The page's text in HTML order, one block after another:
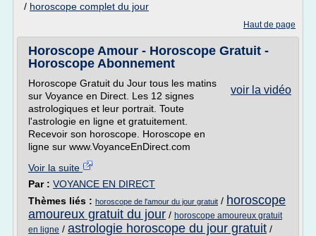
/ horoscope complet du jour
Haut de page
Horoscope Amour - Horoscope Gratuit -
Horoscope Abonnement
voir la vidéo
Horoscope Gratuit du Jour tous les matins
sur Voyance en Direct. Les 12 signes
astrologiques et leur portrait. Toute
l'astrologie en ligne et gratuitement.
Recevoir son horoscope. Horoscope en
ligne sur www.VoyanceEnDirect.com
Voir la suite
Par : VOYANCE EN DIRECT
Thèmes liés : horoscope de l'amour du jour gratuit / horoscope
amoureux gratuit du jour / horoscope amoureux gratuit
en ligne / astrologie horoscope du jour gratuit /